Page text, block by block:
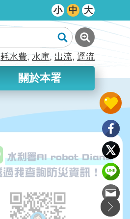
小 中 大
耗水費 水庫 出流 逕流
關於本署